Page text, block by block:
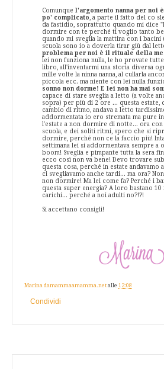
Comunque l'argomento nanna per noi
po' complicato , a parte il fatto del co
da fastidio, soprattutto quando mi dice
dormire con te perché ti voglio tanto
quando mi sveglia la mattina con i bacini
scuola sono io a doverla tirar giù dal
problema per noi è il rituale della
lei non funziona nulla, le ho provate
libro, all'inventarmi una storia diversa
mille volte la ninna nanna, al cullarla
piccola ecc. ma niente con lei nulla
sonno non dorme! E lei non ha mai
capace di stare sveglia a letto (a volte
sopra) per più di 2 ore ... questa estate,
cambio di ritmo, andava a letto
addormentata io ero stremata ma pure
l'estate a non dormire di notte... ora con
scuola, e dei soliti ritmi, spero che si
dormire, perché non ce la faccio più!
settimana lei si addormentava sempre a
boom! Sveglia e pimpante tutta la sera
ecco così non va bene! Devo trovare
questa cosa, perché in estate andavamo
ci svegliavamo anche tardi... ma ora?
non dormire! Ma lei come fa? Perché i
questa super energia? A loro bastano
carichi... perché a noi adulti no?!?!
Si accettano consigli!
Marina damammaamamma.net alle 12:08
Condividi